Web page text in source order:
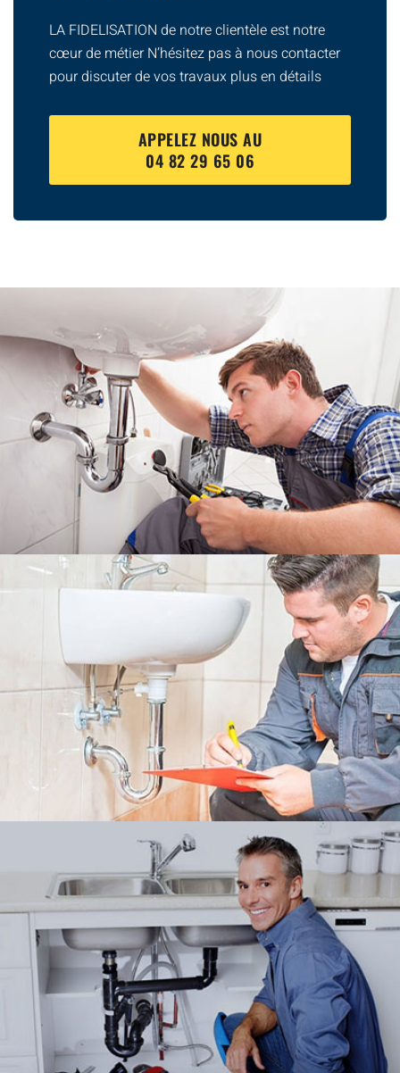
LA FIDELISATION de notre clientèle est notre
cœur de métier N’hésitez pas à nous contacter
pour discuter de vos travaux plus en détails
APPELEZ NOUS AU
04 82 29 65 06